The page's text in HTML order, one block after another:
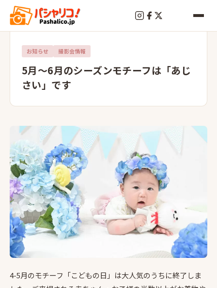
お知らせ 撮影会情報
5月～6月のシーズンモチーフは「あじ
さい」です
4-5月のモチーフ「こどもの日」は大人気のうちに終了しま